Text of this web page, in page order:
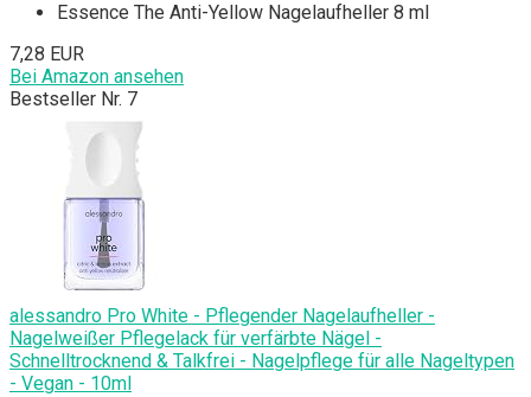
Essence The Anti-Yellow Nagelaufheller 8 ml
7,28 EUR
Bei Amazon ansehen
Bestseller Nr. 7
alessandro Pro White - Pflegender Nagelaufheller -
Nagelweißer Pflegelack für verfärbte Nägel -
Schnelltrocknend & Talkfrei - Nagelpflege für alle Nageltypen
- Vegan - 10ml